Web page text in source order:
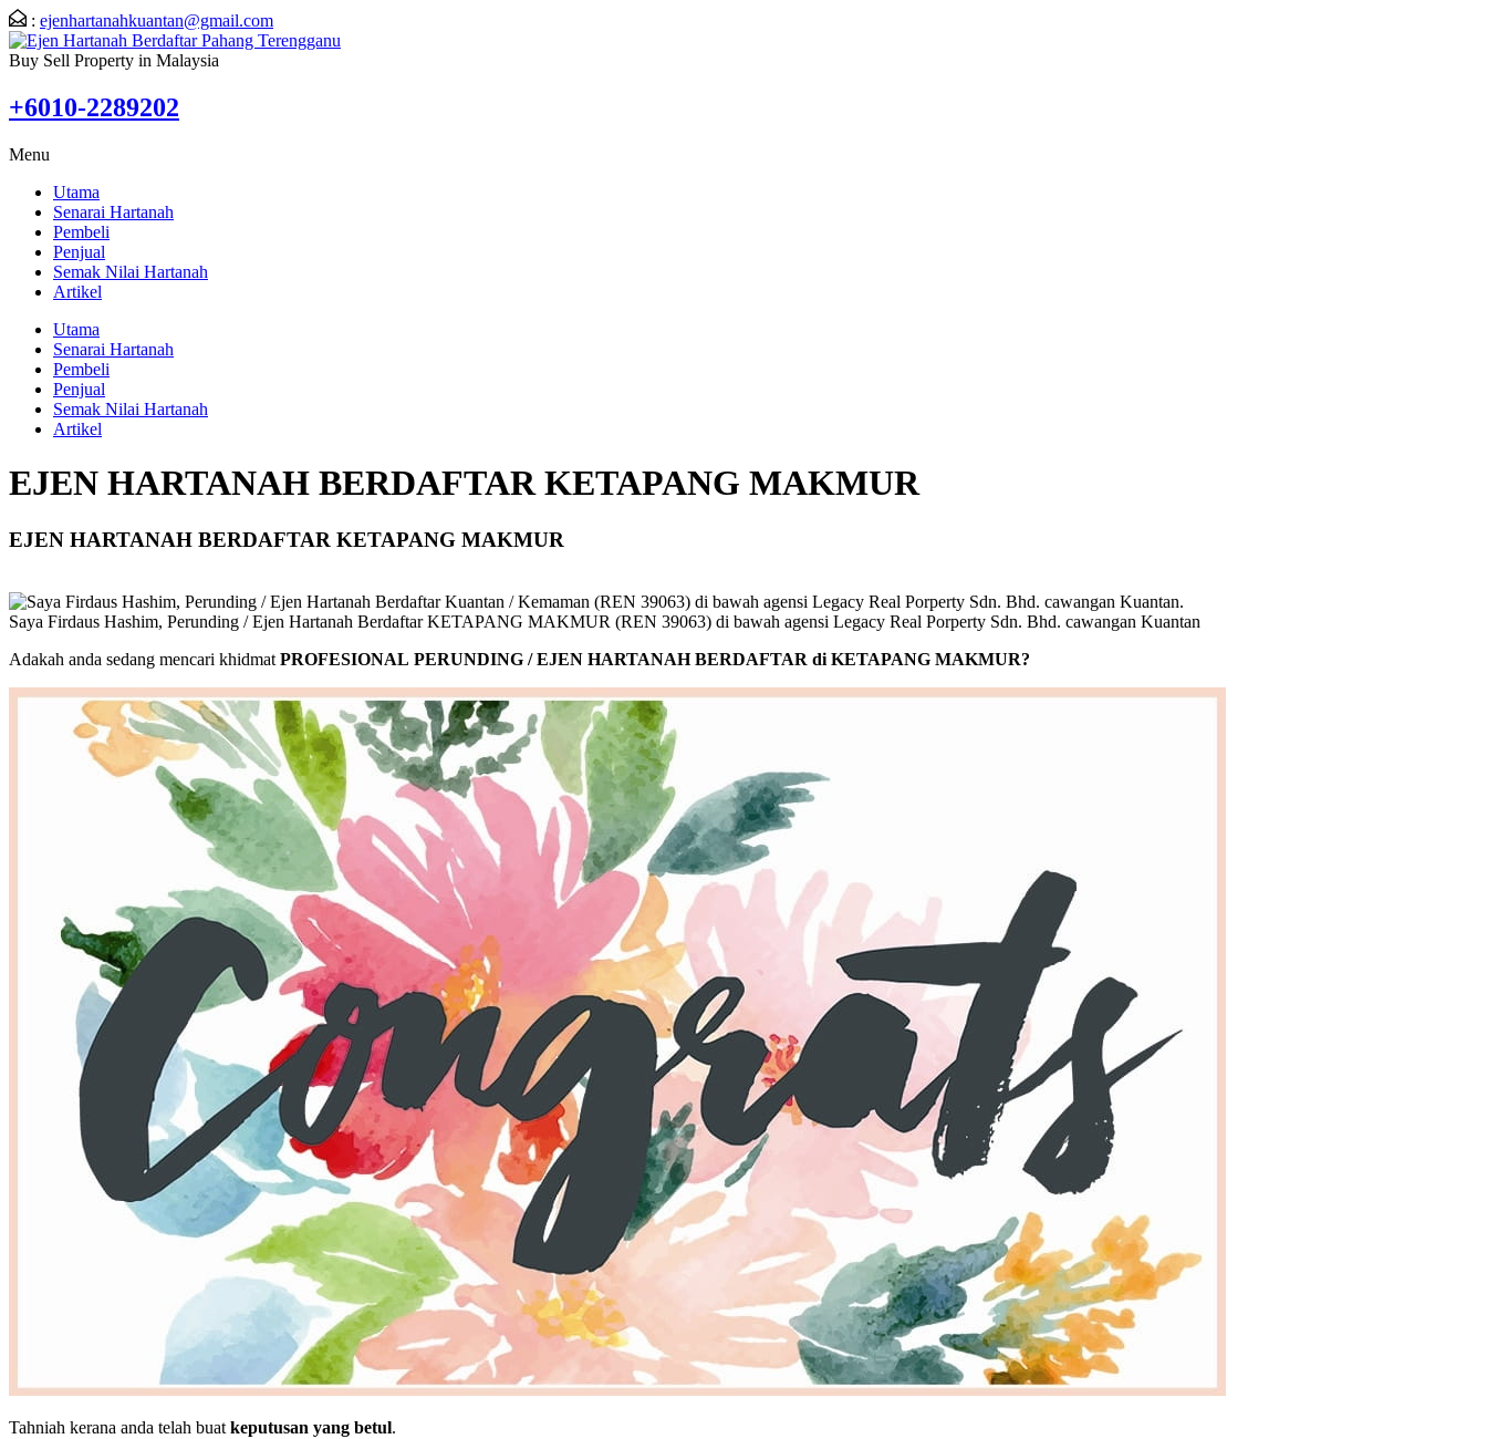
: ejenhartanahkuantan@gmail.com
Buy Sell Property in Malaysia
+6010-2289202
Menu
Utama
Senarai Hartanah
Pembeli
Penjual
Semak Nilai Hartanah
Artikel
Utama
Senarai Hartanah
Pembeli
Penjual
Semak Nilai Hartanah
Artikel
EJEN HARTANAH BERDAFTAR KETAPANG MAKMUR
EJEN HARTANAH BERDAFTAR KETAPANG MAKMUR
Saya Firdaus Hashim, Perunding / Ejen Hartanah Berdaftar KETAPANG MAKMUR (REN 39063) di bawah agensi Legacy Real Porperty Sdn. Bhd. cawangan Kuantan
Adakah anda sedang mencari khidmatPROFESIONAL PERUNDING / EJEN HARTANAH BERDAFTAR di KETAPANG MAKMUR?
Tahniah kerana anda telah buatkeputusan yang betul.